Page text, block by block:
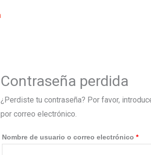
Contraseña perdida
¿Perdiste tu contraseña? Por favor,
por correo electrónico.
Nombre de usuario o correo electrónico *